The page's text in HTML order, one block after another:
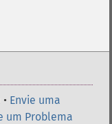
• Envie uma
um Problema